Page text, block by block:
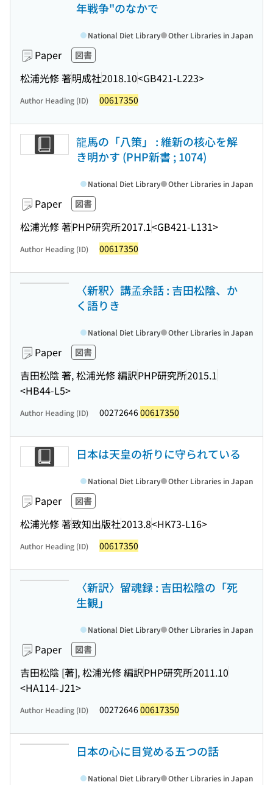
年戦争"のなかで
Paper 図書
松浦光修 著明成社2018.10<GB421-L223>
National Diet Library Other Libraries in Japan
Author Heading (ID) 00617350
龍馬の「八策」 : 維新の核心を解
き明かす (PHP新書 ; 1074)
Paper 図書
松浦光修 著PHP研究所2017.1<GB421-L131>
National Diet Library Other Libraries in Japan
Author Heading (ID) 00617350
〈新釈〉講孟余話 : 吉田松陰、か
く語りき
Paper 図書
吉田松陰 著, 松浦光修 編訳PHP研究所2015.1
<HB44-L5>
National Diet Library Other Libraries in Japan
Author Heading (ID) 0027264600617350
日本は天皇の祈りに守られている
Paper 図書
松浦光修 著致知出版社2013.8<HK73-L16>
National Diet Library Other Libraries in Japan
Author Heading (ID) 00617350
〈新訳〉留魂録 : 吉田松陰の「死
生観」
Paper 図書
吉田松陰 [著], 松浦光修 編訳PHP研究所2011.10
<HA114-J21>
National Diet Library Other Libraries in Japan
Author Heading (ID) 0027264600617350
日本の心に目覚める五つの話
National Diet Library Other Libraries in Japan